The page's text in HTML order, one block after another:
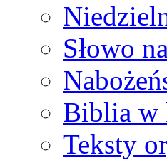
Słowo
Biblia w
Teksty